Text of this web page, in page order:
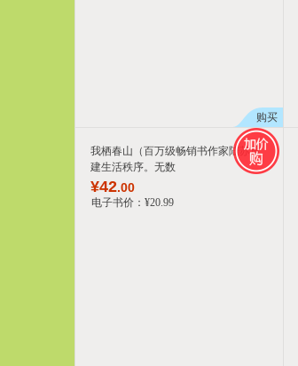
购买
我栖春山（百万级畅销书作家陆苏重
建生活秩序。无数
¥42.00
电子书价： ¥20.99